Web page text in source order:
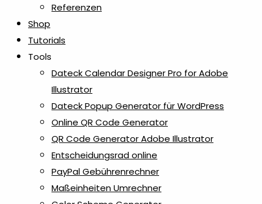
Referenzen
Shop
Tutorials
Tools
Dateck Calendar Designer Pro for Adobe
Illustrator
Dateck Popup Generator für WordPress
Online QR Code Generator
QR Code Generator Adobe Illustrator
Entscheidungsrad online
PayPal Gebührenrechner
Maßeinheiten Umrechner